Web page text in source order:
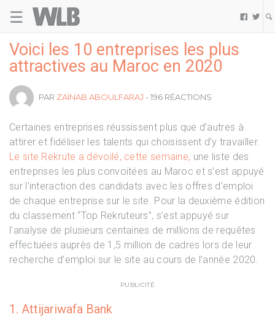
☰  
Voici les 10 entreprises les plus
attractives au Maroc en 2020
PAR ZAÏNAB ABOULFARAJ - 196 RÉACTIONS
Certaines entreprises réussissent plus que d’autres à
attirer et fidéliser les talents qui choisissent d’y travailler.
Le site Rekrute a dévoilé, cette semaine, une liste des
entreprises les plus convoitées au Maroc et s’est appuyé
sur l’interaction des candidats avec les offres d’emploi
de chaque entreprise sur le site. Pour la deuxième édition
du classement “Top Rekruteurs”, s’est appuyé sur
l’analyse de plusieurs centaines de millions de requêtes
effectuées auprès de 1,5 million de cadres lors de leur
recherche d’emploi sur le site au cours de l’année 2020.
PUBLICITÉ
1. Attijariwafa Bank